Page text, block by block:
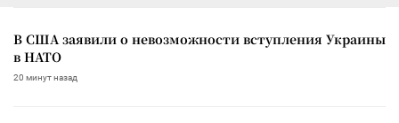
В США заявили о невозможности вступления Украины
в НАТО
20 минут назад